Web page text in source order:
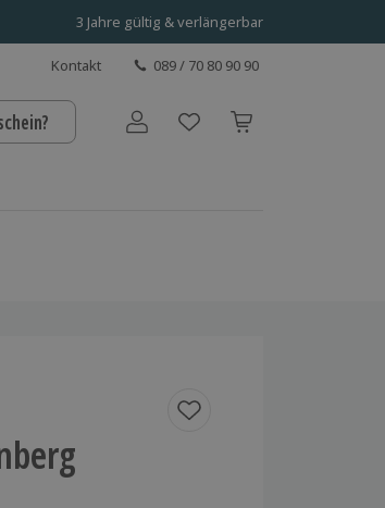
3 Jahre gültig & verlängerbar
Kontakt 089 / 70 80 90 90
Benutzerkonto